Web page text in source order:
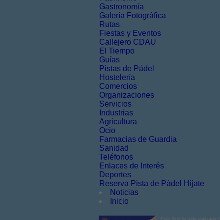
Gastronomía
Galería Fotográfica
Rutas
Fiestas y Eventos
Callejero CDAU
El Tiempo
Guías
Pistas de Pádel
Hostelería
Comercios
Organizaciones
Servicios
Industrias
Agricultura
Ocio
Farmacias de Guardia
Sanidad
Teléfonos
Enlaces de Interés
Deportes
Reserva Pista de Pádel Hijate
Noticias
Inicio
Este Sitio ha sido realizado